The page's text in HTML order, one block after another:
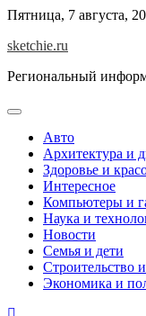
Skip
content
Пятница, 7 августа,
sketchie.ru
Региональный
Авто
Архитектура и
Здоровье и
Интересное
Компьютеры и
Наука и
Новости
Семья и дети
Строительство
Экономика и